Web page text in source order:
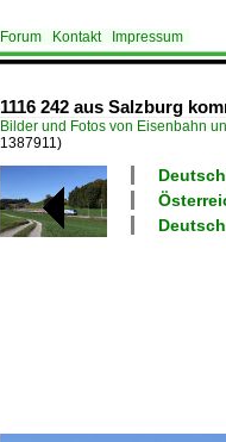
Forum Kontakt Impressum
1116 242 aus Salzburg
Bilder und Fotos von Eisenbahn
1387911)